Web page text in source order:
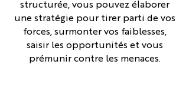
structurée, vous pouvez élaborer
une stratégie pour tirer parti de vos
forces, surmonter vos faiblesses,
saisir les opportunités et vous
prémunir contre les menaces.